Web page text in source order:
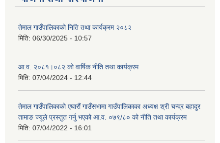
तेमाल गाउँपालिकाको निति तथा कार्यक्रम २०८२
मिति: 06/30/2025 - 10:57
आ.व. २०८१।०८२ को वार्षिक नीति तथा कार्यक्रम
मिति: 07/04/2024 - 12:44
तेमाल गाउँपालिकाको एघारौं गाउँसभामा गाउँपालिकाका अध्यक्ष श्री चन्द्र बहादुर
तामाङ ज्यूले प्रस्तुत गर्नु भएको आ.व. ०७९/८० को नीति तथा कार्यक्रम
मिति: 07/04/2022 - 16:01